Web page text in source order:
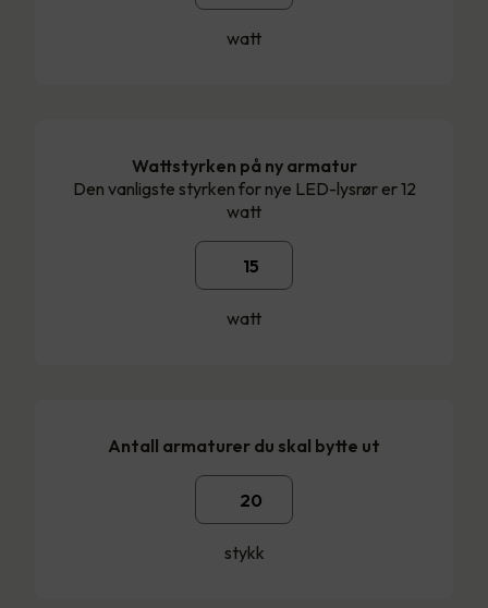
watt
Wattstyrken på ny armatur
Den vanligste styrken for nye LED-lysrør er 12
watt
watt
Antall armaturer du skal bytte ut
stykk